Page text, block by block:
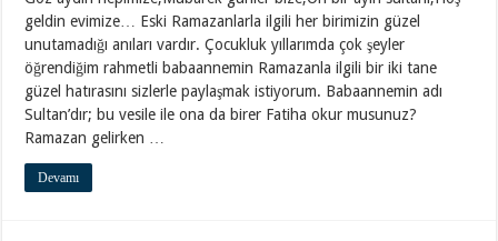
geldin evimize… Eski Ramazanlarla ilgili her birimizin güzel
unutamadığı anıları vardır. Çocukluk yıllarımda çok şeyler
öğrendiğim rahmetli babaannemin Ramazanla ilgili bir iki tane
güzel hatırasını sizlerle paylaşmak istiyorum. Babaannemin adı
Sultan’dır; bu vesile ile ona da birer Fatiha okur musunuz?
Ramazan gelirken …
Devamı